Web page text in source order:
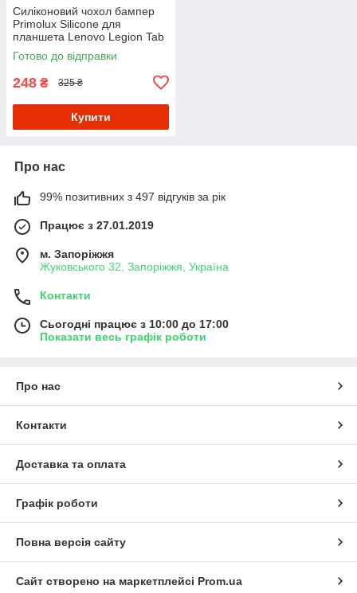
Силіконовий чохол бампер
Primolux Silicone для
планшета Lenovo Legion Tab
(3rd Gen) Y700 2025 8.8" -
Clear
Готово до відправки
248 ₴ 325 ₴
Купити
Про нас
99% позитивних з 497 відгуків за рік
Працює з 27.01.2019
м. Запоріжжя
Жуковського 32, Запоріжжя, Україна
Контакти
Сьогодні працює з 10:00 до 17:00
Показати весь графік роботи
Про нас
Контакти
Доставка та оплата
Графік роботи
Повна версія сайту
Сайт створено на маркетплейсі Prom.ua